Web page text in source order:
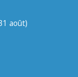
août)